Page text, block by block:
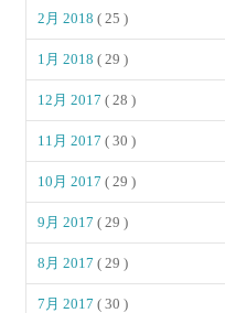
2月 2018( 25 )
1月 2018( 29 )
12月 2017( 28 )
11月 2017( 30 )
10月 2017( 29 )
9月 2017( 29 )
8月 2017( 29 )
7月 2017( 30 )